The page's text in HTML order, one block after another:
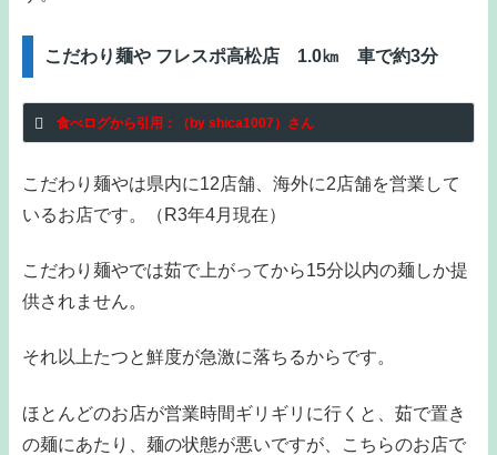
こだわり麺や フレスポ高松店 1.0㎞ 車で約3分
食べログから引用：（by shica1007）さん
こだわり麺やは県内に12店舗、海外に2店舗を営業して
いるお店です。（R3年4月現在）
こだわり麺やでは茹で上がってから15分以内の麺しか提
供されません。
それ以上たつと鮮度が急激に落ちるからです。
ほとんどのお店が営業時間ギリギリに行くと、茹で置き
の麺にあたり、麺の状態が悪いですが、こちらのお店で